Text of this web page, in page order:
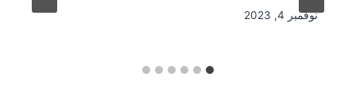
نوفمبر 4, 2023